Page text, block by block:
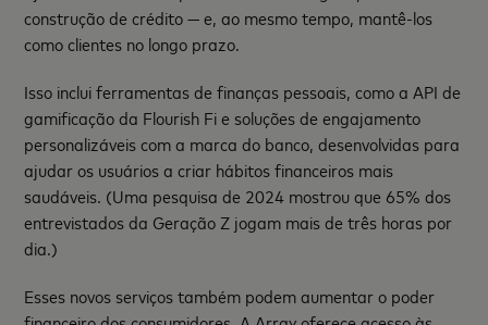
construção de crédito — e, ao mesmo tempo, mantê-los
como clientes no longo prazo.
Isso inclui ferramentas de finanças pessoais, como a API de
gamificação da Flourish Fi e soluções de engajamento
personalizáveis com a marca do banco, desenvolvidas para
ajudar os usuários a criar hábitos financeiros mais
saudáveis. (Uma pesquisa de 2024 mostrou que 65% dos
entrevistados da Geração Z jogam mais de três horas por
dia.)
Esses novos serviços também podem aumentar o poder